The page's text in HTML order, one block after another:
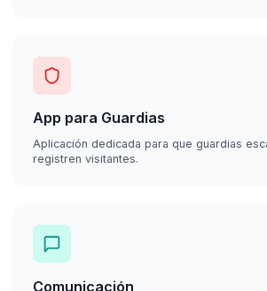
App para Guardias
Aplicación dedicada para que guardias
registren visitantes.
Comunicación